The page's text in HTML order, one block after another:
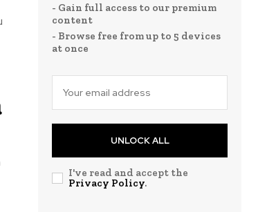
- Gain full access to our premium
content
- Browse free from up to 5 devices
at once
UNLOCK ALL
I've read and accept the
Privacy Policy.